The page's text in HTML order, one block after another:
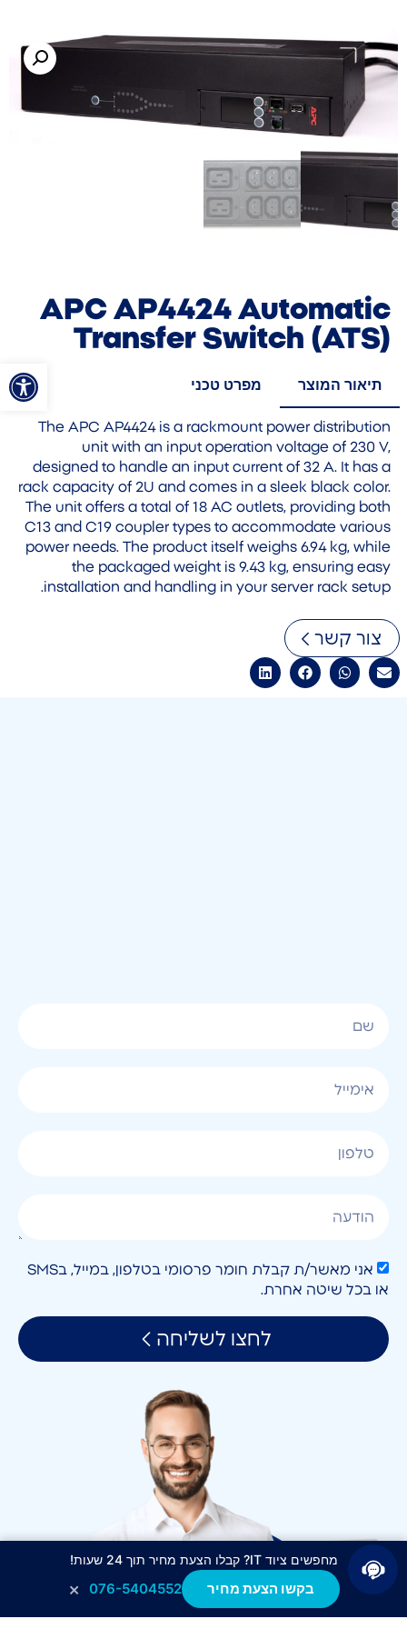
פתח
APC AP4424 Automatic
Transfer Switch (ATS)
תיאור המוצר מפרט טכני
The APC AP4424 is a rackmount power distribution
unit with an input operation voltage of 230 V,
designed to handle an input current of 32 A. It has a
rack capacity of 2U and comes in a sleek black color.
The unit offers a total of 18 AC outlets, providing both
C13 and C19 coupler types to accommodate various
power needs. The product itself weighs 6.94 kg, while
the packaged weight is 9.43 kg, ensuring easy
installation and handling in your server rack setup.
צור קשר
אני מאשר/ת קבלת חומר פרסומי בטלפון, במייל, בSMS
או בכל שיטה אחרת.
לחצו לשליחה
מחפשים ציוד IT? קבלו הצעת מחיר תוך 24 שעות!
בקשו הצעת מחיר 076-5404552
×